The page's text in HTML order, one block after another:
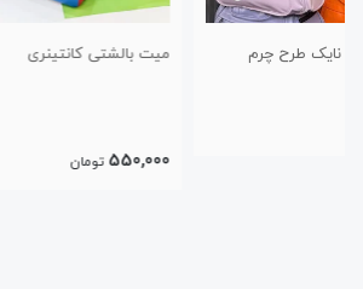
میت بالشتی کانتینری باند بوکس ۵ متری پاکستانی
300,000